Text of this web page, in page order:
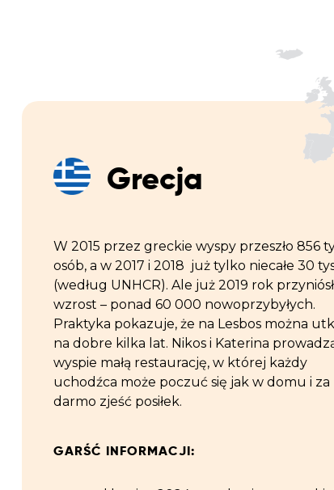
Grecja
W 2015 przez greckie wyspy przeszło 856
osób, a w 2017 i 2018 już tylko niecałe 30
(według UNHCR). Ale już 2019 rok przyniósł
wzrost – ponad 60 000 nowoprzybyłych.
Praktyka pokazuje, że na Lesbos można
na dobre kilka lat. Nikos i Katerina
wyspie małą restaurację, w której każdy
uchodźca może poczuć się jak w domu i za
darmo zjeść posiłek.
GARŚĆ INFORMACJI: